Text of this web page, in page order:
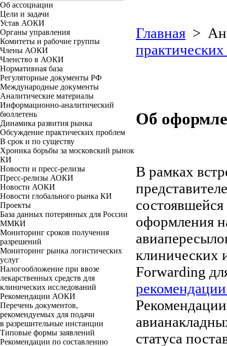
Об ассоциации
Цели и задачи
Устав АОКИ
Органы управления
Комитеты и рабочие группы
Члены АОКИ
Членство в АОКИ
Нормативная база
Регуляторные документы РФ
Международные документы
Аналитические материалы
Информационно-аналитический
бюллетень
Динамика развития рынка
Обсуждение практических проблем
В срок и по существу
Хроника борьбы за московский рынок
КИ
Новости и пресс-релизы
Пресс-релизы АОКИ
Новости АОКИ
Новости глобального рынка КИ
Проекты
База данных потерянных для России
ММКИ
Мониторинг сроков получения
разрешений
Мониторинг рынка логистических
услуг
Налогообложение при ввозе
лекарственных средств для
клинических исследований
Рекомендации АОКИ
Перечень документов,
рекомендуемых для подачи
в разрешительные инстанции
Типовые формы заявлений
Рекомендации по составлению
Главная >
Об
В рамках
оформления
клинических
Forwarding
статуса